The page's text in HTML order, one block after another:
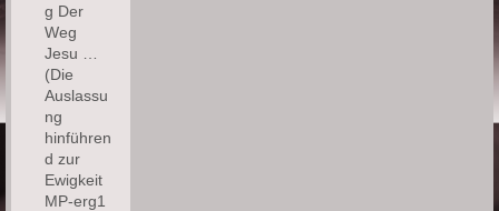
g Der
Weg
Jesu …
(Die
Auslassu
ng
hinführen
d zur
Ewigkeit
MP-erg1